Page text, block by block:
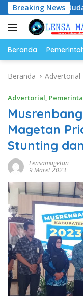
Langsung
ke
konten
Breaking News
Budaya Gemar
Beranda
Beranda Advertorial
Advertorial,
Magetan
Stunting
Lensamagetan
9 Maret 2023